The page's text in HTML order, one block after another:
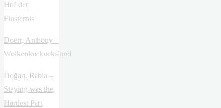
Hof der
Finsternis
Doerr, Anthony –
Wolkenkuckucksland
Doğan, Rabia –
Staying was the
Hardest Part